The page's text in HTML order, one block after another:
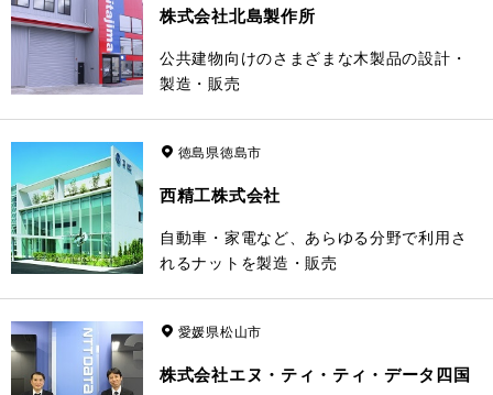
株式会社北島製作所
公共建物向けのさまざまな木製品の設計・
製造・販売
徳島県徳島市
西精工株式会社
自動車・家電など、あらゆる分野で利用さ
れるナットを製造・販売
愛媛県松山市
株式会社エヌ・ティ・ティ・データ四国